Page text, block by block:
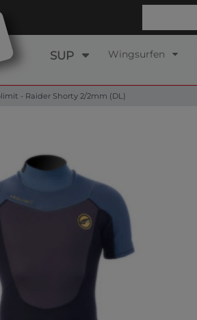
SUP Wingsurfen
- Raider Shorty 2/2mm (DL)